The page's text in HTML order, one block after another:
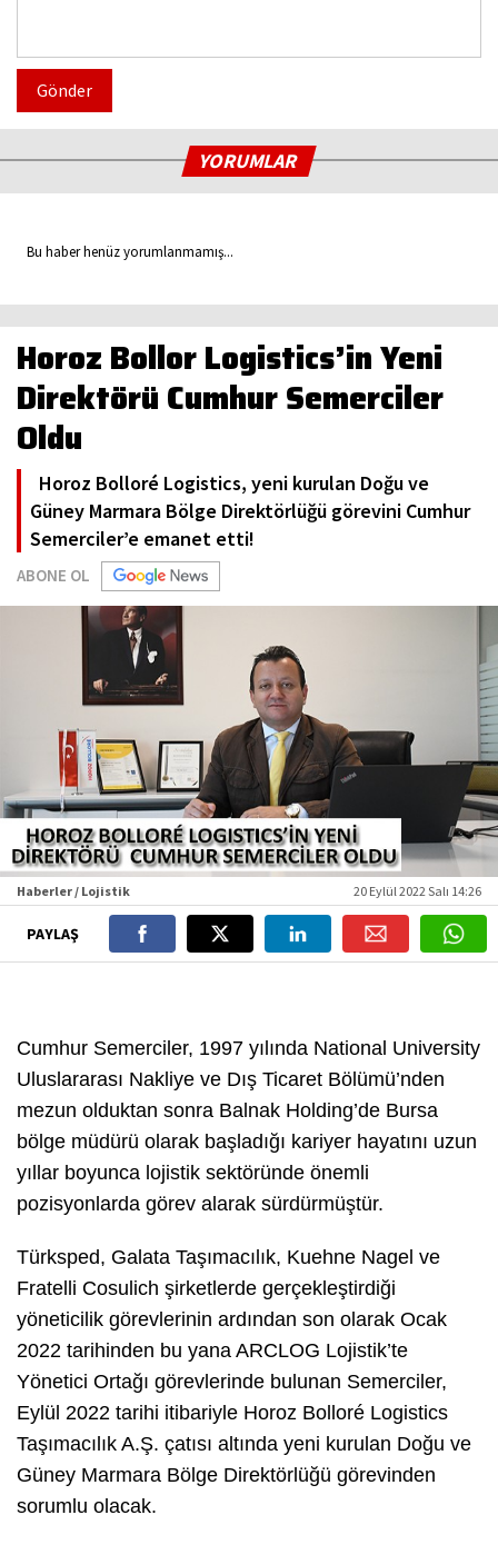
Gönder
YORUMLAR
Bu haber henüz yorumlanmamış...
Horoz Bollor Logistics’in Yeni
Direktörü Cumhur Semerciler
Oldu
Horoz Bolloré Logistics, yeni kurulan Doğu ve
Güney Marmara Bölge Direktörlüğü görevini Cumhur
Semerciler’e emanet etti!
ABONE OL
Haberler / Lojistik 20 Eylül 2022 Salı 14:26
PAYLAŞ
Cumhur Semerciler, 1997 yılında National University
Uluslararası Nakliye ve Dış Ticaret Bölümü’nden
mezun olduktan sonra Balnak Holding’de Bursa
bölge müdürü olarak başladığı kariyer hayatını uzun
yıllar boyunca lojistik sektöründe önemli
pozisyonlarda görev alarak sürdürmüştür.
Türksped, Galata Taşımacılık, Kuehne Nagel ve
Fratelli Cosulich şirketlerde gerçekleştirdiği
yöneticilik görevlerinin ardından son olarak Ocak
2022 tarihinden bu yana ARCLOG Lojistik’te
Yönetici Ortağı görevlerinde bulunan Semerciler,
Eylül 2022 tarihi itibariyle Horoz Bolloré Logistics
Taşımacılık A.Ş. çatısı altında yeni kurulan Doğu ve
Güney Marmara Bölge Direktörlüğü görevinden
sorumlu olacak.